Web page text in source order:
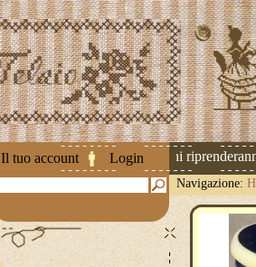
Il tuo account Login
Attenzione ! Le spedizioni riprenderanno
Navigazione: